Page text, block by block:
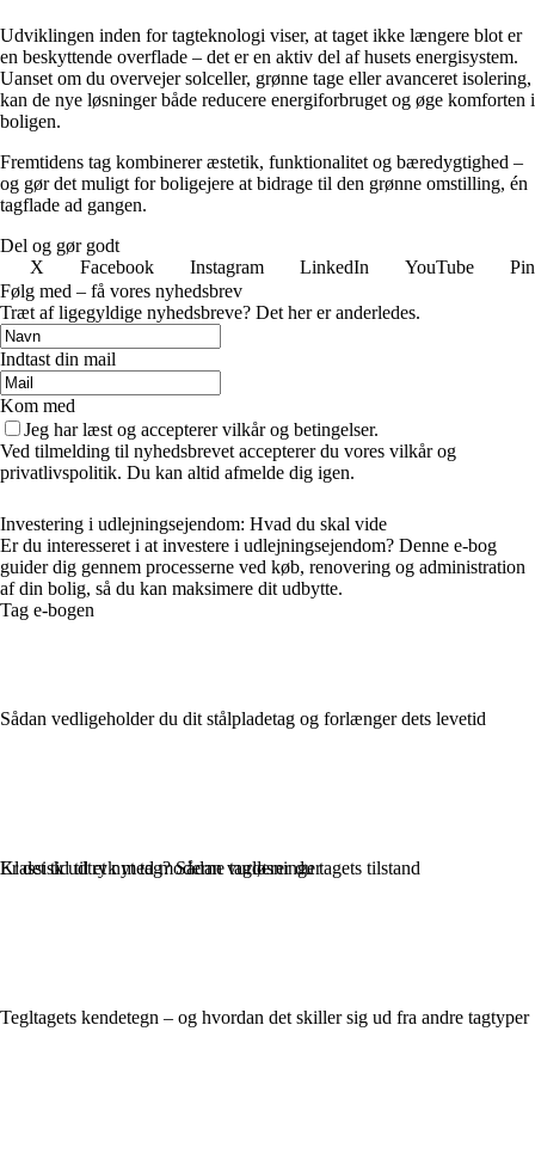
Udviklingen inden for tagteknologi viser, at taget ikke længere blot er
en beskyttende overflade – det er en aktiv del af husets energisystem.
Uanset om du overvejer solceller, grønne tage eller avanceret isolering,
kan de nye løsninger både reducere energiforbruget og øge komforten i
boligen.
Fremtidens tag kombinerer æstetik, funktionalitet og bæredygtighed –
og gør det muligt for boligejere at bidrage til den grønne omstilling, én
tagflade ad gangen.
Del og gør godt
X
Facebook Instagram LinkedIn YouTube
Følg med – få vores nyhedsbrev
Træt af ligegyldige nyhedsbreve? Det her er anderledes.
Indtast din mail
Kom med
Jeg har læst og accepterer vilkår og betingelser.
Ved tilmelding til nyhedsbrevet accepterer du vores vilkår og
privatlivspolitik. Du kan altid afmelde dig igen.
Investering i udlejningsejendom: Hvad du skal vide
Er du interesseret i at investere i udlejningsejendom? Denne e-bog
guider dig gennem processerne ved køb, renovering og administration
af din bolig, så du kan maksimere dit udbytte.
Tag e-bogen
Sådan vedligeholder du dit stålpladetag og forlænger dets levetid
Er det tid til et nyt tag? Sådan vurderer du tagets tilstand
Tegltagets kendetegn – og hvordan det skiller sig ud fra andre tagtyper
Klassisk udtryk med moderne tagløsninger